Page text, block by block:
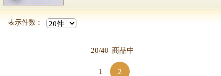
表示件数：
20/40 商品中
1 2